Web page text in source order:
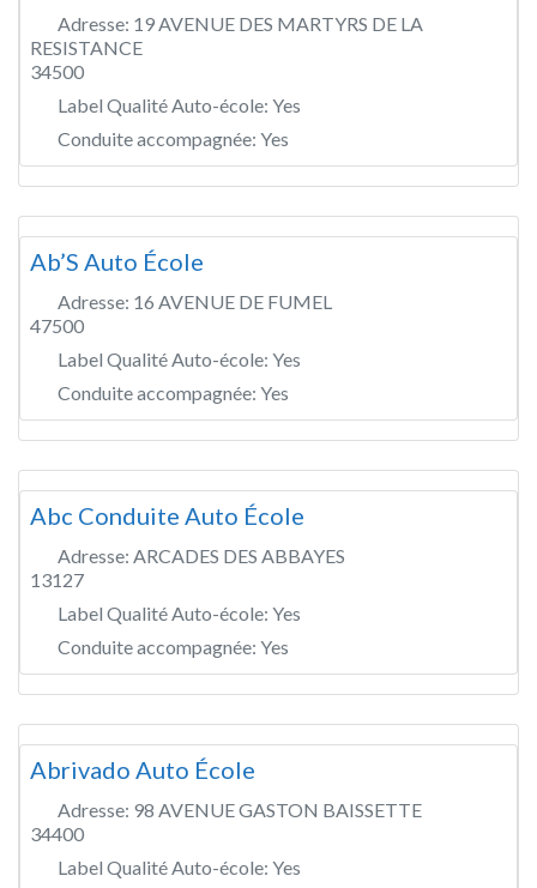
Adresse: 19 AVENUE DES MARTYRS DE LA
RESISTANCE
34500
Label Qualité Auto-école: Yes
Conduite accompagnée: Yes
Ab’S Auto École
Adresse: 16 AVENUE DE FUMEL
47500
Label Qualité Auto-école: Yes
Conduite accompagnée: Yes
Abc Conduite Auto École
Adresse: ARCADES DES ABBAYES
13127
Label Qualité Auto-école: Yes
Conduite accompagnée: Yes
Abrivado Auto École
Adresse: 98 AVENUE GASTON BAISSETTE
34400
Label Qualité Auto-école: Yes